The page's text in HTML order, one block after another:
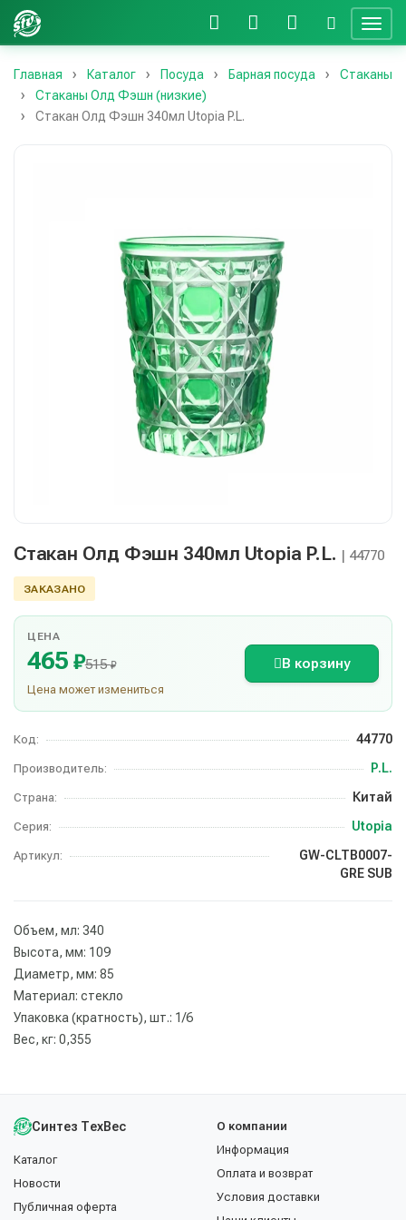
Главная Каталог Посуда Барная посуда
Стаканы
Стаканы Олд Фэшн (низкие)
Стакан Олд Фэшн 340мл Utopia P.L.
Стакан Олд Фэшн 340мл Utopia P.L. | 44770
ЗАКАЗАНО
ЦЕНА
465 ₽515₽
Цена может измениться
В корзину
Код: 44770
Производитель: P.L.
Страна: Китай
Серия: Utopia
Артикул:
GW-CLTB0007-
GRE SUB
Объем, мл: 340
Высота, мм: 109
Диаметр, мм: 85
Материал: стекло
Упаковка (кратность), шт.: 1/6
Вес, кг: 0,355
Синтез ТехВес
Каталог
Новости
Публичная оферта
О компании
Информация
Оплата и возврат
Условия доставки